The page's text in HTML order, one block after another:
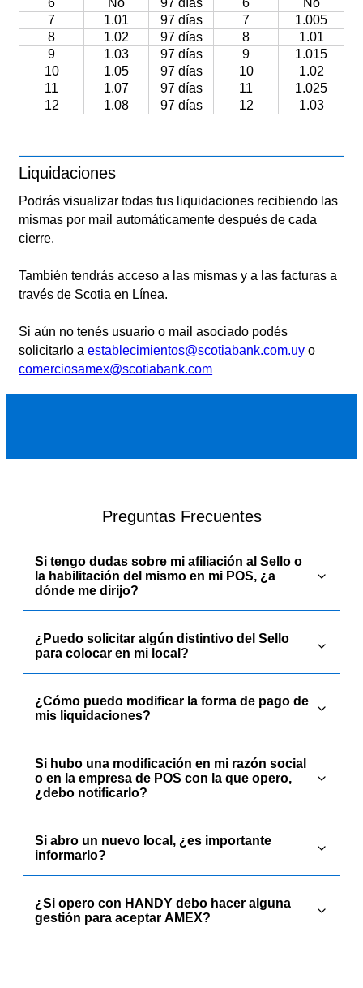
7
1.01 97 días 7
1.005
8
1.02 97 días 8
1.01
9
1.03 97 días 9
1.015
10
1.05 97 días 10
1.02
11
1.07 97 días 11
1.025
12
1.08 97 días 12 1.03
Liquidaciones
Podrás visualizar todas tus liquidaciones recibiendo las
mismas por mail automáticamente después de cada
cierre.
También tendrás acceso a las mismas y a las facturas a
través de Scotia en Línea.
Si aún no tenés usuario o mail asociado podés
solicitarlo aestablecimientos@scotiabank.com.uy o
comerciosamex@scotiabank.com
Preguntas Frecuentes
Si tengo dudas sobre mi afiliación al Sello o
la habilitación del mismo en mi POS, ¿a
dónde me dirijo?
¿Puedo solicitar algún distintivo del Sello
para colocar en mi local?
¿Cómo puedo modificar la forma de pago de
mis liquidaciones?
Si hubo una modificación en mi razón social
o en la empresa de POS con la que opero,
¿debo notificarlo?
Si abro un nuevo local, ¿es importante
informarlo?
¿Si opero con HANDY debo hacer alguna
gestión para aceptar AMEX?